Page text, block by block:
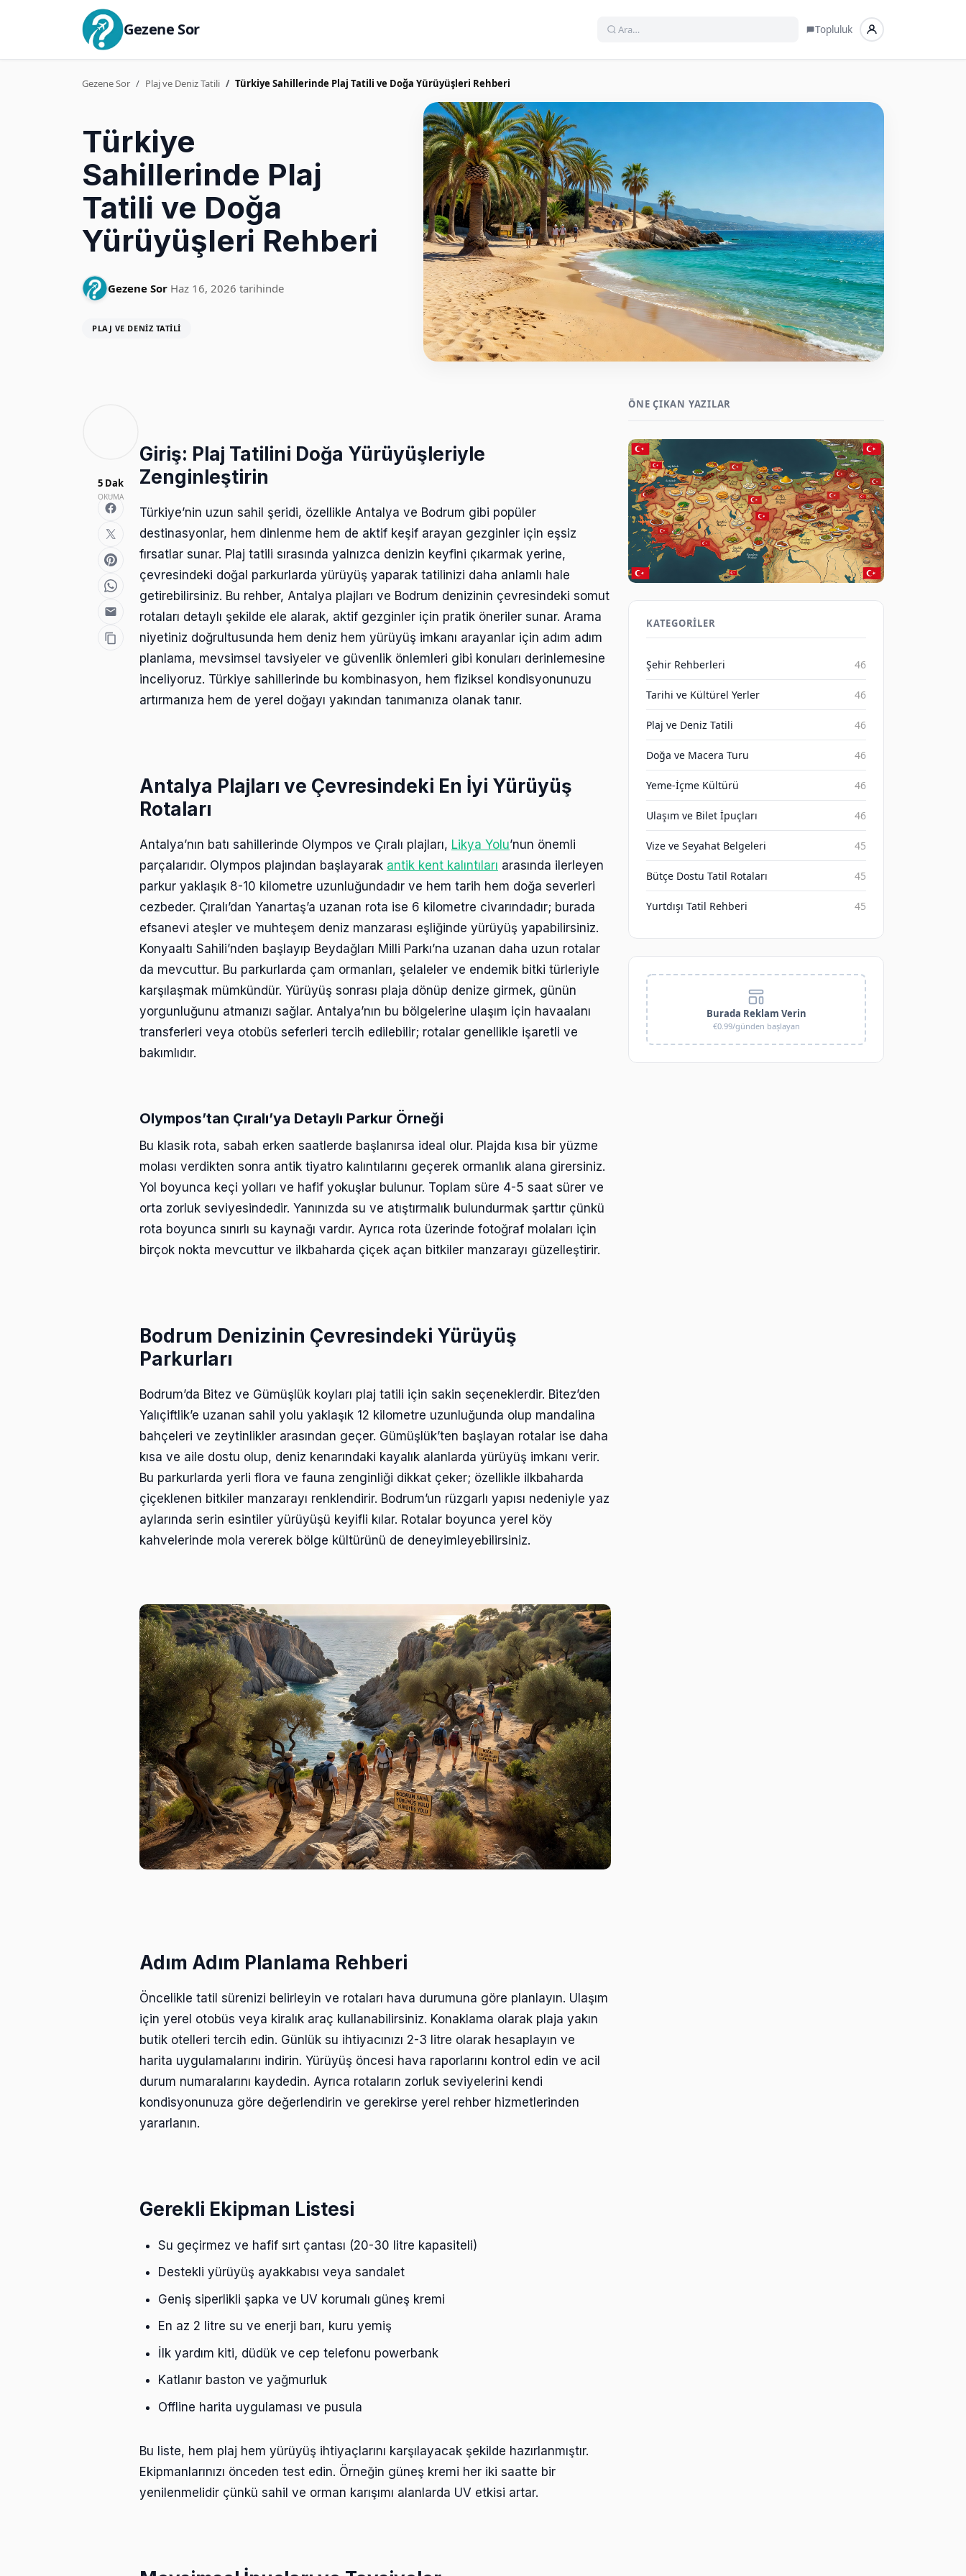
Gezene Sor Topluluk
Gezene Sor Plaj ve Deniz Tatili Türkiye Sahillerinde Plaj Tatili ve Doğa Yürüyüşleri Rehberi
Türkiye
Sahillerinde Plaj
Tatili ve Doğa
Yürüyüşleri Rehberi
Gezene Sor Haz 16, 2026 tarihinde
PLAJ VE DENIZ TATILI
5 Dak
OKUMA
Giriş: Plaj Tatilini Doğa Yürüyüşleriyle
Zenginleştirin
Türkiye’nin uzun sahil şeridi, özellikle Antalya ve Bodrum gibi popüler
destinasyonlar, hem dinlenme hem de aktif keşif arayan gezginler için eşsiz
fırsatlar sunar. Plaj tatili sırasında yalnızca denizin keyfini çıkarmak yerine,
çevresindeki doğal parkurlarda yürüyüş yaparak tatilinizi daha anlamlı hale
getirebilirsiniz. Bu rehber, Antalya plajları ve Bodrum denizinin çevresindeki somut
rotaları detaylı şekilde ele alarak, aktif gezginler için pratik öneriler sunar. Arama
niyetiniz doğrultusunda hem deniz hem yürüyüş imkanı arayanlar için adım adım
planlama, mevsimsel tavsiyeler ve güvenlik önlemleri gibi konuları derinlemesine
inceliyoruz. Türkiye sahillerinde bu kombinasyon, hem fiziksel kondisyonunuzu
artırmanıza hem de yerel doğayı yakından tanımanıza olanak tanır.
Antalya Plajları ve Çevresindeki En İyi Yürüyüş
Rotaları
Antalya’nın batı sahillerinde Olympos ve Çıralı plajları, Likya Yolu’nun önemli
parçalarıdır. Olympos plajından başlayarak antik kent kalıntıları arasında ilerleyen
parkur yaklaşık 8-10 kilometre uzunluğundadır ve hem tarih hem doğa severleri
cezbeder. Çıralı’dan Yanartaş’a uzanan rota ise 6 kilometre civarındadır; burada
efsanevi ateşler ve muhteşem deniz manzarası eşliğinde yürüyüş yapabilirsiniz.
Konyaaltı Sahili’nden başlayıp Beydağları Milli Parkı’na uzanan daha uzun rotalar
da mevcuttur. Bu parkurlarda çam ormanları, şelaleler ve endemik bitki türleriyle
karşılaşmak mümkündür. Yürüyüş sonrası plaja dönüp denize girmek, günün
yorgunluğunu atmanızı sağlar. Antalya’nın bu bölgelerine ulaşım için havaalanı
transferleri veya otobüs seferleri tercih edilebilir; rotalar genellikle işaretli ve
bakımlıdır.
Olympos’tan Çıralı’ya Detaylı Parkur Örneği
Bu klasik rota, sabah erken saatlerde başlanırsa ideal olur. Plajda kısa bir yüzme
molası verdikten sonra antik tiyatro kalıntılarını geçerek ormanlık alana girersiniz.
Yol boyunca keçi yolları ve hafif yokuşlar bulunur. Toplam süre 4-5 saat sürer ve
orta zorluk seviyesindedir. Yanınızda su ve atıştırmalık bulundurmak şarttır çünkü
rota boyunca sınırlı su kaynağı vardır. Ayrıca rota üzerinde fotoğraf molaları için
birçok nokta mevcuttur ve ilkbaharda çiçek açan bitkiler manzarayı güzelleştirir.
Bodrum Denizinin Çevresindeki Yürüyüş
Parkurları
Bodrum’da Bitez ve Gümüşlük koyları plaj tatili için sakin seçeneklerdir. Bitez’den
Yalıçiftlik’e uzanan sahil yolu yaklaşık 12 kilometre uzunluğunda olup mandalina
bahçeleri ve zeytinlikler arasından geçer. Gümüşlük’ten başlayan rotalar ise daha
kısa ve aile dostu olup, deniz kenarındaki kayalık alanlarda yürüyüş imkanı verir.
Bu parkurlarda yerli flora ve fauna zenginliği dikkat çeker; özellikle ilkbaharda
çiçeklenen bitkiler manzarayı renklendirir. Bodrum’un rüzgarlı yapısı nedeniyle yaz
aylarında serin esintiler yürüyüşü keyifli kılar. Rotalar boyunca yerel köy
kahvelerinde mola vererek bölge kültürünü de deneyimleyebilirsiniz.
Adım Adım Planlama Rehberi
Öncelikle tatil sürenizi belirleyin ve rotaları hava durumuna göre planlayın. Ulaşım
için yerel otobüs veya kiralık araç kullanabilirsiniz. Konaklama olarak plaja yakın
butik otelleri tercih edin. Günlük su ihtiyacınızı 2-3 litre olarak hesaplayın ve
harita uygulamalarını indirin. Yürüyüş öncesi hava raporlarını kontrol edin ve acil
durum numaralarını kaydedin. Ayrıca rotaların zorluk seviyelerini kendi
kondisyonunuza göre değerlendirin ve gerekirse yerel rehber hizmetlerinden
yararlanın.
Gerekli Ekipman Listesi
Su geçirmez ve hafif sırt çantası (20-30 litre kapasiteli)
Destekli yürüyüş ayakkabısı veya sandalet
Geniş siperlikli şapka ve UV korumalı güneş kremi
En az 2 litre su ve enerji barı, kuru yemiş
İlk yardım kiti, düdük ve cep telefonu powerbank
Katlanır baston ve yağmurluk
Offline harita uygulaması ve pusula
Bu liste, hem plaj hem yürüyüş ihtiyaçlarını karşılayacak şekilde hazırlanmıştır.
Ekipmanlarınızı önceden test edin. Örneğin güneş kremi her iki saatte bir
yenilenmelidir çünkü sahil ve orman karışımı alanlarda UV etkisi artar.
ÖNE ÇIKAN YAZILAR
Yöresel Yemek Haritası: Türk Mutfağı 2026
Keşif Rehberi
KATEGORILER
Şehir Rehberleri 46
Tarihi ve Kültürel Yerler 46
Plaj ve Deniz Tatili 46
Doğa ve Macera Turu 46
Yeme-İçme Kültürü 46
Ulaşım ve Bilet İpuçları 46
Vize ve Seyahat Belgeleri 45
Bütçe Dostu Tatil Rotaları 45
Yurtdışı Tatil Rehberi 45
Burada Reklam Verin
€0.99/günden başlayan